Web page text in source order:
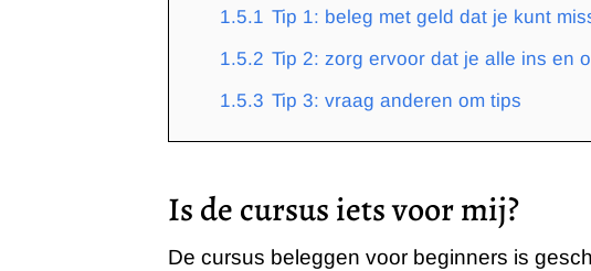
1.5.1 Tip 1: beleg met geld dat je kunt
1.5.2 Tip 2: zorg ervoor dat je alle ins en
1.5.3 Tip 3: vraag anderen om tips
Is de cursus iets voor mij?
De cursus beleggen voor beginners is